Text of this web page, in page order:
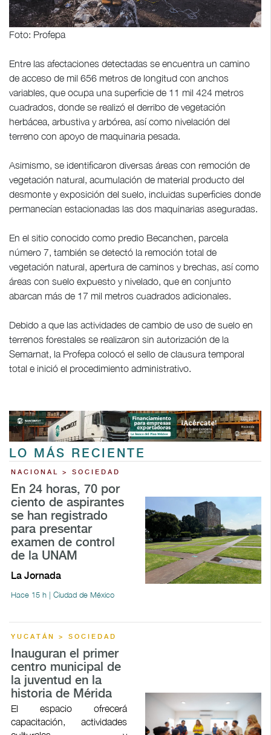
Foto: Profepa
Entre las afectaciones detectadas se encuentra un camino
de acceso de mil 656 metros de longitud con anchos
variables, que ocupa una superficie de 11 mil 424 metros
cuadrados, donde se realizó el derribo de vegetación
herbácea, arbustiva y arbórea, así como nivelación del
terreno con apoyo de maquinaria pesada.
Asimismo, se identificaron diversas áreas con remoción de
vegetación natural, acumulación de material producto del
desmonte y exposición del suelo, incluidas superficies donde
permanecían estacionadas las dos maquinarias aseguradas.
En el sitio conocido como predio Becanchen, parcela
número 7, también se detectó la remoción total de
vegetación natural, apertura de caminos y brechas, así como
áreas con suelo expuesto y nivelado, que en conjunto
abarcan más de 17 mil metros cuadrados adicionales.
Debido a que las actividades de cambio de uso de suelo en
terrenos forestales se realizaron sin autorización de la
Semarnat, la Profepa colocó el sello de clausura temporal
total e inició el procedimiento administrativo.
LO MÁS RECIENTE
NACIONAL > SOCIEDAD
En 24 horas, 70 por
ciento de aspirantes
se han registrado
para presentar
examen de control
de la UNAM
La Jornada
Hace 15 h | Ciudad de México
YUCATÁN > SOCIEDAD
Inauguran el primer
centro municipal de
la juventud en la
historia de Mérida
El espacio ofrecerá
capacitación, actividades